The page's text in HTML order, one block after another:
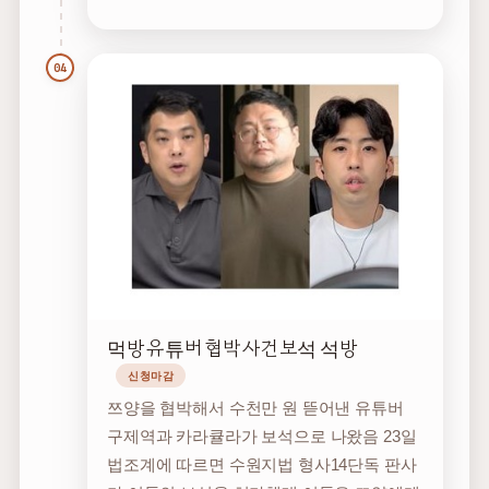
04
먹방 유튜버 협박 사건 보석 석방
신청마감
쯔양을 협박해서 수천만 원 뜯어낸 유튜버
구제역과 카라큘라가 보석으로 나왔음 23일
법조계에 따르면 수원지법 형사14단독 판사